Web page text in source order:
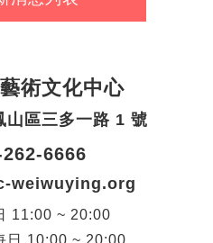
術文化中心
山區三多一路 1 號
6666
weiwuying.org
11:00 ~ 20:00
日 10:00 ~ 20:00